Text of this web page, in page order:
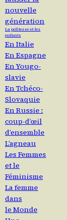
nouvelle
génération
La politesse et les
enfants
En Italie
En Espagne
En Yougo-
slavie
En Tchéco-
Slovaquie
En Russie :
coup-d’œil
d’ensemble
L’agneau
Les Femmes
et le
Féminisme
La femme
dans
le Monde